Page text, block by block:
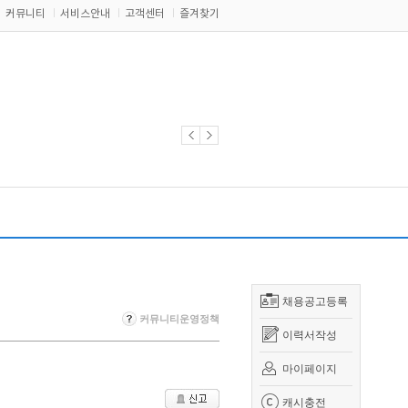
커뮤니티 서비스안내 고객센터 즐겨찾기
채용공고등록
이력서작성
마이페이지
캐시충전
커뮤니티운영정책